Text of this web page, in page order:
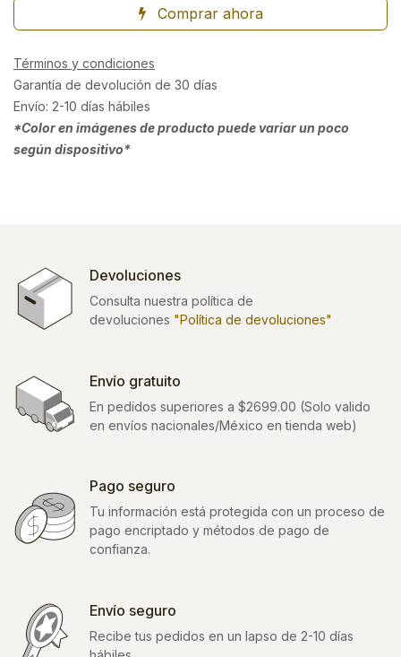
Comprar ahora
Términos y condiciones
Garantía de devolución de 30 días
Envío: 2-10 días hábiles
*Color en imágenes de producto puede variar un poco
según dispositivo*
Devoluciones
Consulta nuestra política de
devoluciones "Política de devoluciones"
Envío gratuito
En pedidos superiores a $2699.00 (Solo valido
en envíos nacionales/México en tienda web)
Pago seguro
Tu información está protegida con un proceso de
pago encriptado y métodos de pago de
confianza.
Envío seguro
Recibe tus pedidos en un lapso de 2-10 días